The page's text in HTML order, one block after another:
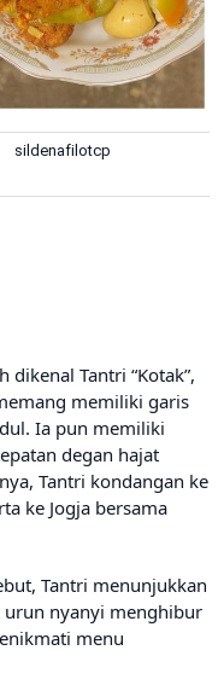
sildenafilotcp
dikenal Tantri “Kotak”,
memiliki garis
Ia pun memiliki
degan hajat
Tantri kondangan ke
ke Jogja bersama
Tantri menunjukkan
urun nyanyi menghibur
menu